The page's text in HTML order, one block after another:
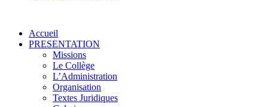
Accueil
PRESENTATION
Missions
Le Collège
L’Administration
Organisation
Textes Juridiques